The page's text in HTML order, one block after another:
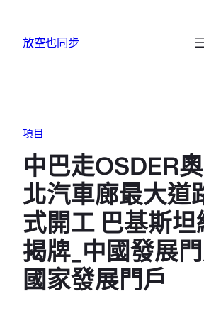
放空也同步
項目
中巴走OSDER
北汽車廊最大道
式開工 巴基斯坦
揭牌_中國發展
國家發展門戶